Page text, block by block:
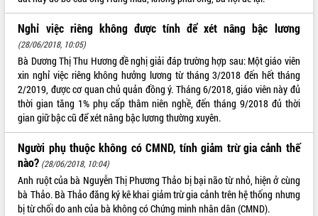
Nghỉ việc riêng không được tính để xét nâng bậc lương
(28/06/2018, 10:05)
Bà Dương Thị Thu Hương đề nghị giải đáp trường hợp sau: Một giáo viên
xin nghỉ việc riêng không hưởng lương từ tháng 3/2018 đến hết tháng
2/2019, được cơ quan chủ quản đồng ý. Tháng 6/2018, giáo viên này đủ
thời gian tăng 1% phụ cấp thâm niên nghề, đến tháng 9/2018 đủ thời
gian giữ bậc cũ để xét nâng bậc lương thường xuyên.
Người phụ thuộc không có CMND, tính giảm trừ gia cảnh thế
nào? (28/06/2018, 10:04)
Anh ruột của bà Nguyễn Thị Phương Thảo bị bại não từ nhỏ, hiện ở cùng
bà Thảo. Bà Thảo đăng ký kê khai giảm trừ gia cảnh trên hệ thống nhưng
bị từ chối do anh của bà không có Chứng minh nhân dân (CMND).